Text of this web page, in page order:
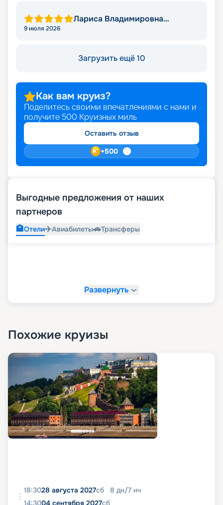
Лариса Владимировна
9 июля 2026
Загрузить ещё 10
Как вам круиз?
Поделитесь своими впечатлениями с нами и
получите 500 Круизных миль
Оставить отзыв
+500
Выгодные предложения от наших
партнеров
🏨Отели✈️Авиабилеты🚗Трансферы
Развернуть
Похожие круизы
18:3028 августа 2027сб 8 дн/7 нч
14:3004 сентября 2027сб